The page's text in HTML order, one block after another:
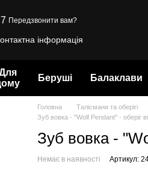
Передзвонити вам?
інформація
Беруші Балаклави
Головна Талісмани та оберігі
Зуб вовка - "Wolf Pendant" - оберіг
Зуб вовка -
Немає в наявності Артикул: